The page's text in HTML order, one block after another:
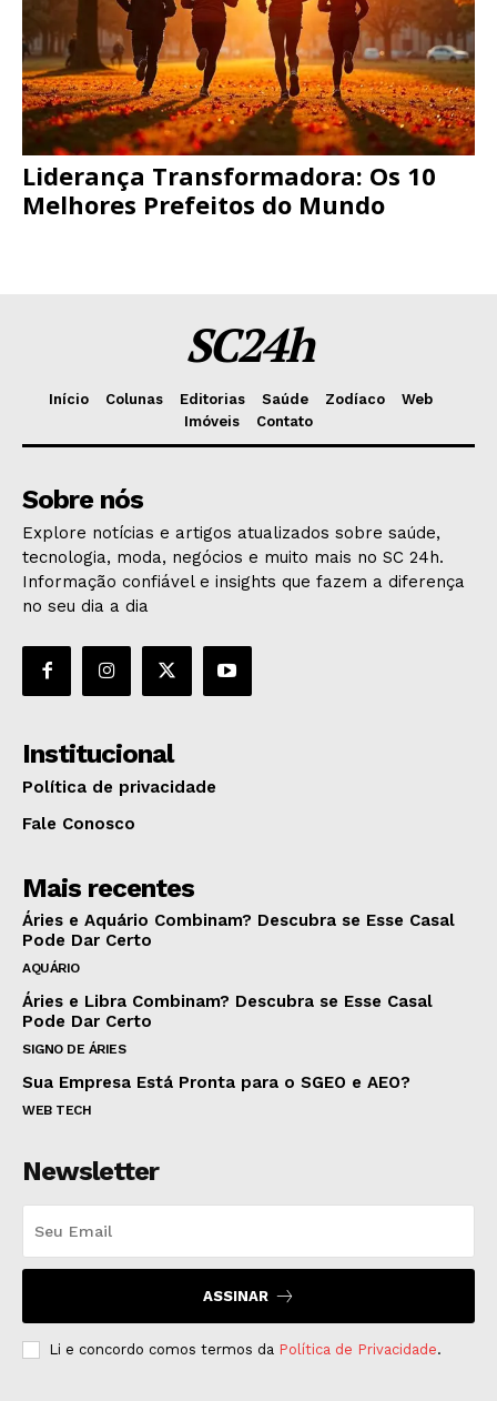
Liderança Transformadora: Os 10
Melhores Prefeitos do Mundo
SC24h
Início Colunas Editorias Saúde Zodíaco
Web
Imóveis
Contato
Sobre nós
Explore notícias e artigos atualizados sobre saúde,
tecnologia, moda, negócios e muito mais no SC 24h.
Informação confiável e insights que fazem a diferença
no seu dia a dia
Institucional
Política de privacidade
Fale Conosco
Mais recentes
Áries e Aquário Combinam? Descubra se Esse Casal
Pode Dar Certo
AQUÁRIO
Áries e Libra Combinam? Descubra se Esse Casal
Pode Dar Certo
SIGNO DE ÁRIES
Sua Empresa Está Pronta para o SGEO e AEO?
WEB TECH
Newsletter
ASSINAR
Li e concordo comos termos da Política de Privacidade.